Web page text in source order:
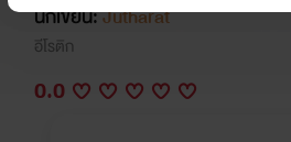
นักเขียน:Jutharat
อีโรติก
0.0